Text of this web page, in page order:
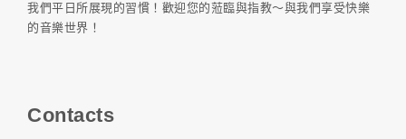
我們平日所展現的習慣！歡迎您的蒞臨與指教～與我們享受快樂
的音樂世界！
Contacts